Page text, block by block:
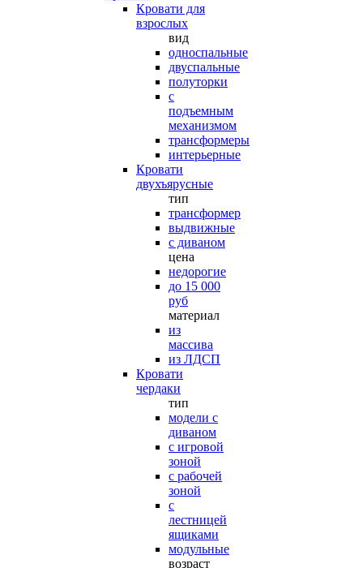
Кровати для
взрослых
вид
односпальные
двуспальные
полуторки
с
подъемным
механизмом
трансформеры
интерьерные
Кровати
двухъярусные
тип
трансформер
выдвижные
с диваном
цена
недорогие
до 15 000
руб
материал
из
массива
из ЛДСП
Кровати
чердаки
тип
модели с
диваном
с игровой
зоной
с рабочей
зоной
с
лестницей
ящиками
модульные
возраст